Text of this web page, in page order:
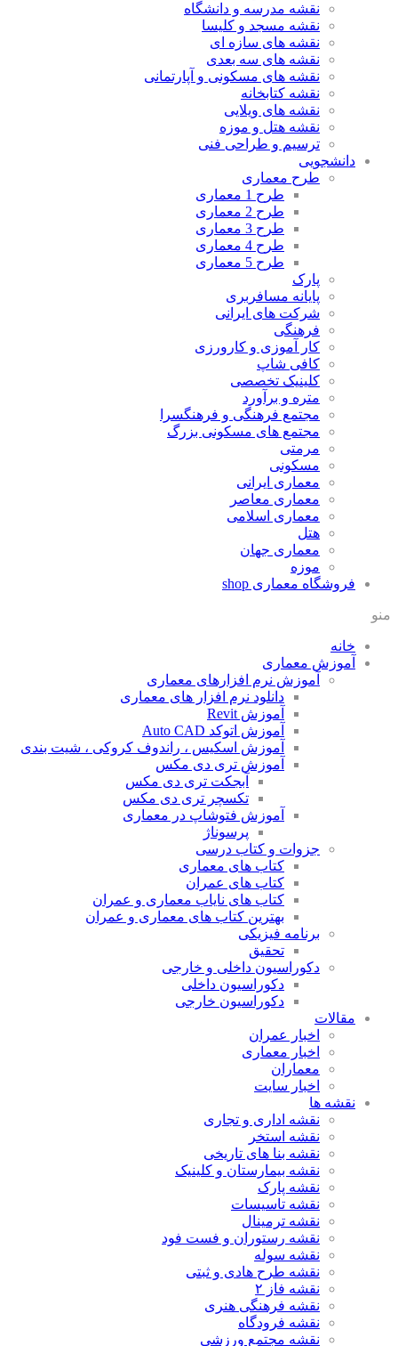
نقشه مدرسه و دانشگاه
نقشه مسجد و کلیسا
نقشه های سازه ای
نقشه های سه بعدی
نقشه های مسکونی و آپارتمانی
نقشه کتابخانه
نقشه های ویلایی
نقشه هتل و موزه
ترسیم و طراحی فنی
دانشجویی
طرح معماری
طرح 1 معماری
طرح 2 معماری
طرح 3 معماری
طرح 4 معماری
طرح 5 معماری
پارک
پایانه مسافربری
شرکت های ایرانی
فرهنگی
کار آموزی و کارورزی
کافی شاپ
کلینیک تخصصی
متره و برآورد
مجتمع فرهنگی و فرهنگسرا
مجتمع های مسکونی بزرگ
مرمتی
مسکونی
معماری ایرانی
معماری معاصر
معماری اسلامی
هتل
معماری جهان
موزه
فروشگاه معماری shop
منو
خانه
آموزش معماری
آموزش نرم افزارهای معماری
دانلود نرم افزار های معماری
آموزش Revit
آموزش اتوکد Auto CAD
آموزش اسکیس ، راندوف کروکی ، شیت بندی
آموزش تری دی مکس
آبجکت تری دی مکس
تکسچر تری دی مکس
آموزش فتوشاپ در معماری
پرسوناژ
جزوات و کتاب درسی
کتاب های معماری
کتاب های عمران
کتاب های نایاب معماری و عمران
بهترین کتاب های معماری و عمران
برنامه فیزیکی
تحقیق
دکوراسیون داخلی و خارجی
دکوراسیون داخلی
دکوراسیون خارجی
مقالات
اخبار عمران
اخبار معماری
معماران
اخبار سایت
نقشه ها
نقشه اداری و تجاری
نقشه استخر
نقشه بنا های تاریخی
نقشه بیمارستان و کلینیک
نقشه پارک
نقشه تاسیسات
نقشه ترمینال
نقشه رستوران و فست فود
نقشه سوله
نقشه طرح هادی و ثبتی
نقشه فاز ۲
نقشه فرهنگی هنری
نقشه فرودگاه
نقشه مجتمع ورزشی